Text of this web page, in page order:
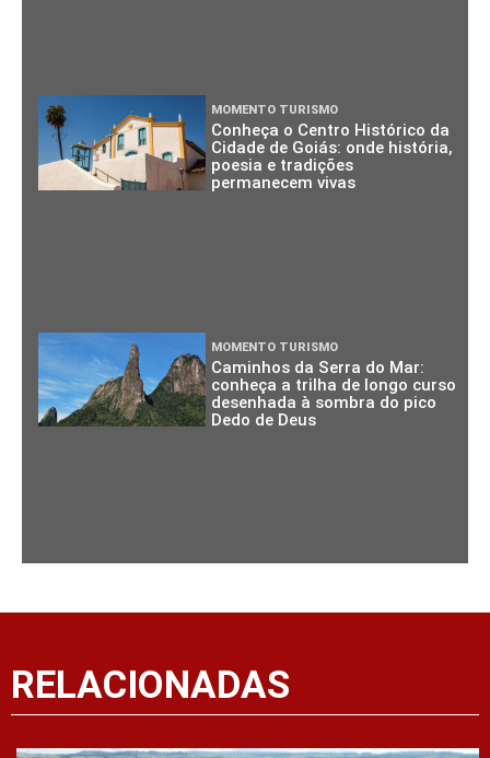
MOMENTO TURISMO
Conheça o Centro Histórico da
Cidade de Goiás: onde história,
poesia e tradições
permanecem vivas
MOMENTO TURISMO
Caminhos da Serra do Mar:
conheça a trilha de longo curso
desenhada à sombra do pico
Dedo de Deus
RELACIONADAS